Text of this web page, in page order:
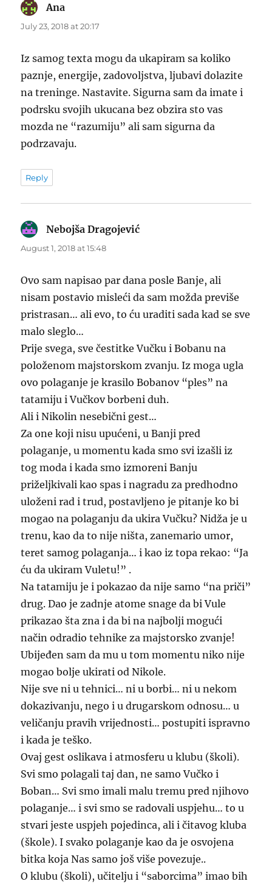
Ana
July 23, 2018 at 20:17
Iz samog texta mogu da ukapiram sa koliko
paznje, energije, zadovoljstva, ljubavi dolazite
na treninge. Nastavite. Sigurna sam da imate i
podrsku svojih ukucana bez obzira sto vas
mozda ne “razumiju” ali sam sigurna da
podrzavaju.
Reply
Nebojša Dragojević
August 1, 2018 at 15:48
Ovo sam napisao par dana posle Banje, ali
nisam postavio misleći da sam možda previše
pristrasan… ali evo, to ću uraditi sada kad se sve
malo sleglo…
Prije svega, sve čestitke Vučku i Bobanu na
položenom majstorskom zvanju. Iz moga ugla
ovo polaganje je krasilo Bobanov “ples” na
tatamiju i Vučkov borbeni duh.
Ali i Nikolin nesebični gest…
Za one koji nisu upućeni, u Banji pred
polaganje, u momentu kada smo svi izašli iz
tog moda i kada smo izmoreni Banju
priželjkivali kao spas i nagradu za predhodno
uloženi rad i trud, postavljeno je pitanje ko bi
mogao na polaganju da ukira Vučku? Nidža je u
trenu, kao da to nije ništa, zanemario umor,
teret samog polaganja… i kao iz topa rekao: “Ja
ću da ukiram Vuletu!” .
Na tatamiju je i pokazao da nije samo “na priči”
drug. Dao je zadnje atome snage da bi Vule
prikazao šta zna i da bi na najbolji mogući
način odradio tehnike za majstorsko zvanje!
Ubijeđen sam da mu u tom momentu niko nije
mogao bolje ukirati od Nikole.
Nije sve ni u tehnici… ni u borbi… ni u nekom
dokazivanju, nego i u drugarskom odnosu… u
veličanju pravih vrijednosti… postupiti ispravno
i kada je teško.
Ovaj gest oslikava i atmosferu u klubu (školi).
Svi smo polagali taj dan, ne samo Vučko i
Boban… Svi smo imali malu tremu pred njihovo
polaganje… i svi smo se radovali uspjehu… to u
stvari jeste uspjeh pojedinca, ali i čitavog kluba
(škole). I svako polaganje kao da je osvojena
bitka koja Nas samo još više povezuje..
O klubu (školi), učitelju i “saborcima” imao bih